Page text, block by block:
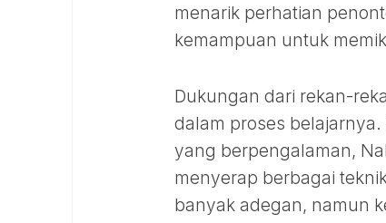
menarik perhatian
kemampuan untuk
Dukungan dari rekan-
dalam proses
yang berpengalaman,
menyerap berbagai
banyak adegan, namun